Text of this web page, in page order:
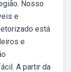
Nosso
e
está
e
A partir da